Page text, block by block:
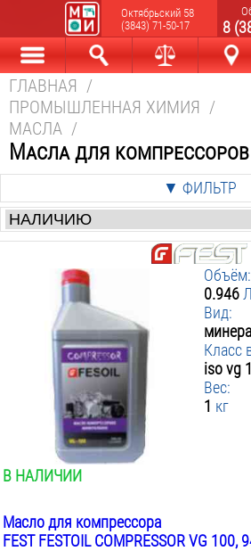
Октябрьский 58
(3843) 71-50-17
8
Каталог Найти
ГЛАВНАЯ /
ПРОМЫШЛЕННАЯ ХИМИЯ /
МАСЛА /
Масла для компрессоров
▼ ФИЛЬТР
Цена:
от
р. до
Производители
Elitech
Зубр
▼ Объём Л:
0.946:
Минеральное
Полу Синтетика
▼ Класс вязкости
Iso Vg 100
Iso Vg 68
ПРИМЕНИТЬ
Объём:
0.946 Л
Вид:
Класс
iso vg
Вес:
1 кг
В НАЛИЧИИ
Масло для компрессора
FEST FESTOIL COMPRESSOR VG 100,